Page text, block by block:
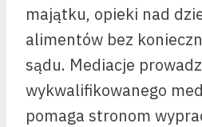
majątku, opieki nad
alimentów bez
sądu. Mediacje
wykwalifikowanego
pomaga stronom